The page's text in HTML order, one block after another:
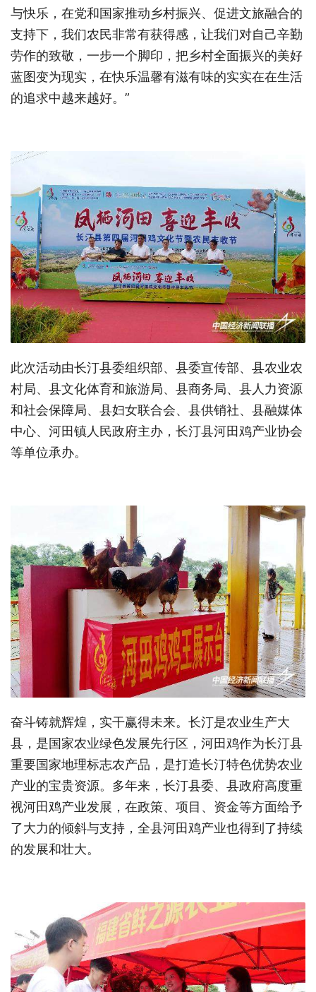
与快乐，在党和国家推动乡村振兴、促进文旅融合的
支持下，我们农民非常有获得感，让我们对自己辛勤
劳作的致敬，一步一个脚印，把乡村全面振兴的美好
蓝图变为现实，在快乐温馨有滋有味的实实在在生活
的追求中越来越好。”
此次活动由长汀县委组织部、县委宣传部、县农业农
村局、县文化体育和旅游局、县商务局、县人力资源
和社会保障局、县妇女联合会、县供销社、县融媒体
中心、河田镇人民政府主办，长汀县河田鸡产业协会
等单位承办。
奋斗铸就辉煌，实干赢得未来。长汀是农业生产大
县，是国家农业绿色发展先行区，河田鸡作为长汀县
重要国家地理标志农产品，是打造长汀特色优势农业
产业的宝贵资源。多年来，长汀县委、县政府高度重
视河田鸡产业发展，在政策、项目、资金等方面给予
了大力的倾斜与支持，全县河田鸡产业也得到了持续
的发展和壮大。